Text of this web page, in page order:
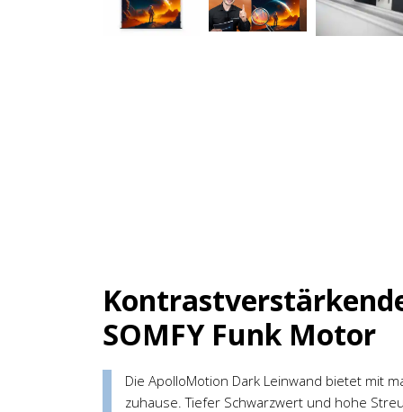
SOMFY Funk Motor
Die ApolloMotion Dark Leinwand bietet mit
zuhause. Tiefer Schwarzwert und hohe